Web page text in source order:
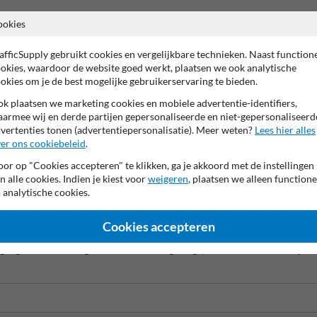
2 jaar fabrieksgarantie 99% Hufterproof TUV Geprüft
en een slot, integreert naadloos in het maaiveld of de bestrating.
met zijn thermisch verzinkte staalconstructie en heeft opties
te voorkomen, met het gemak van een handbediende
ontwerp ervoor zorgt dat er geen struikelgevaar is wanneer de paal
nodig is en biedt een langdurige, onderhoudsvriendelijke
gebruikt cookies en vergelijkbare technieken. Naast
waardoor de website goed werkt, plaatsen we ook analytische
om je de best mogelijke gebruikerservaring te bieden.
plaatsen we marketing cookies en mobiele advertentie-identifiers,
wij en derde partijen gepersonaliseerde en niet-
tonen (advertentiepersonalisatie). Meer weten? Lees hier alles
ons cookiebeleid.
op "Cookies accepteren" te klikken, ga je akkoord met de instellingen
alle cookies. Indien je kiest voorweigeren, plaatsen we alleen
analytische cookies.
Cookies accepteren